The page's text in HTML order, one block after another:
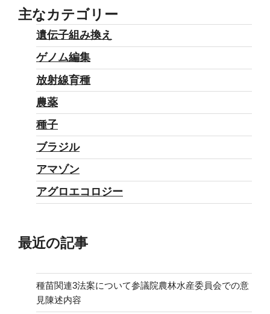
主なカテゴリー
遺伝子組み換え
ゲノム編集
放射線育種
農薬
種子
ブラジル
アマゾン
アグロエコロジー
最近の記事
種苗関連3法案について参議院農林水産委員会での意
見陳述内容